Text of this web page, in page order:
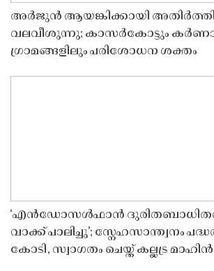
അർജുൻ ആയങ്കിക്കായി
വലവീശുന്നു; കാസർകോട്ടും
ഗ്രാമങ്ങളിലും പരിശോധന ശക്തം
‘എൻഡോസൾഫാൻ
വാക്ക് പാലിച്ചു’; സ്നേഹസാന്ത്വനം
കോടി, സ്വാഗതം ചെയ്ത് കല്ലട്ര